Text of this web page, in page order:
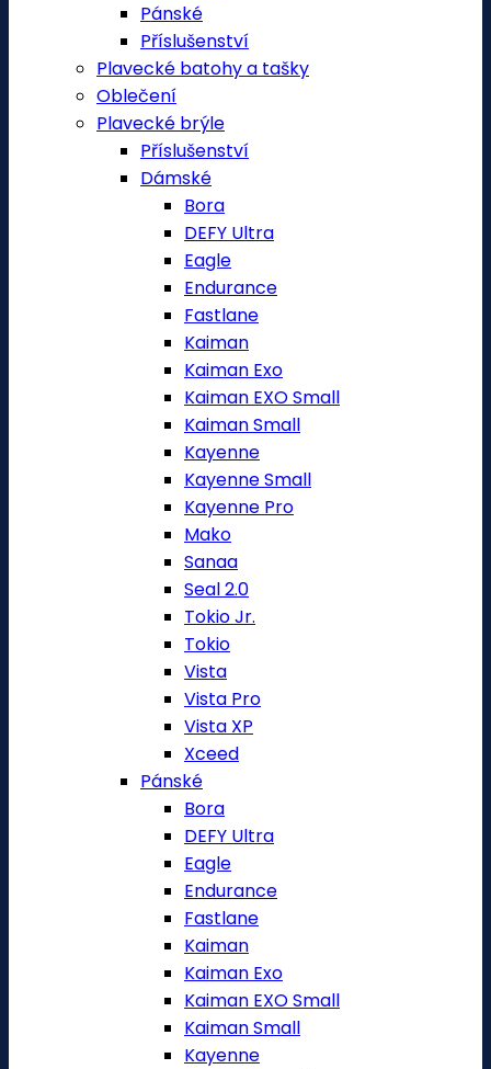
Pánské
Příslušenství
Plavecké batohy a tašky
Oblečení
Plavecké brýle
Příslušenství
Dámské
Bora
DEFY Ultra
Eagle
Endurance
Fastlane
Kaiman
Kaiman Exo
Kaiman EXO Small
Kaiman Small
Kayenne
Kayenne Small
Kayenne Pro
Mako
Sanaa
Seal 2.0
Tokio Jr.
Tokio
Vista
Vista Pro
Vista XP
Xceed
Pánské
Bora
DEFY Ultra
Eagle
Endurance
Fastlane
Kaiman
Kaiman Exo
Kaiman EXO Small
Kaiman Small
Kayenne